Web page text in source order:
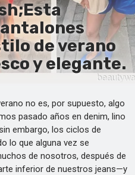
de verano
y elegante.
no es, por supuesto, algo
pasado años en denim, lino
embargo, los ciclos de
lo que alguna vez se
de nosotros, después de
inferior de nuestros jeans—y